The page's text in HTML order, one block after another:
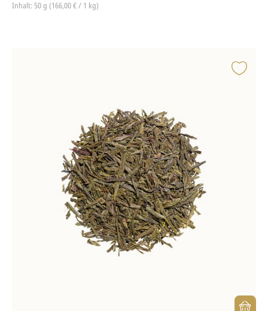
Inhalt: 50 g (166,00 € / 1 kg)